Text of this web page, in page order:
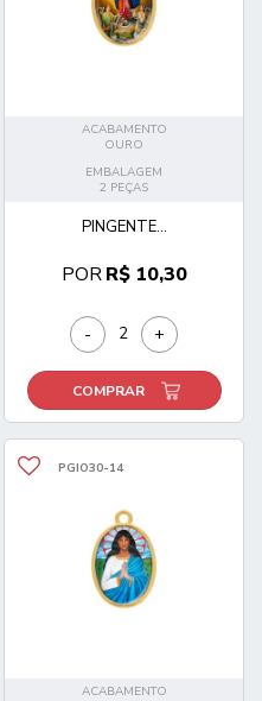
ACABAMENTO
OURO
EMBALAGEM
2 PEÇAS
PINGENTE...
PORR$ 10,30
- +
COMPRAR
PGIO30-14
ACABAMENTO